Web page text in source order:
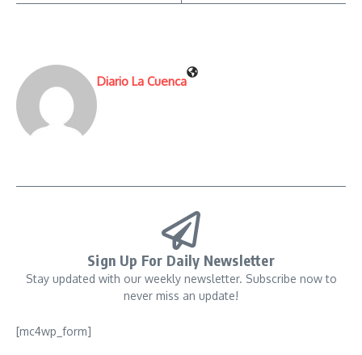
Diario La Cuenca
Sign Up For Daily Newsletter
Stay updated with our weekly newsletter. Subscribe now to
never miss an update!
[mc4wp_form]